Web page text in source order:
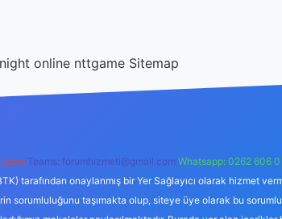
online nttgame Sitemap
Teams: forumhizmeti@gmail.com Whatsapp: 0262 606 0
tarafından onaylanmış bir Yer Sağlayıcı olarak hizmet
sorumluluğunu taşımakta olup, siteye üye olarak bu